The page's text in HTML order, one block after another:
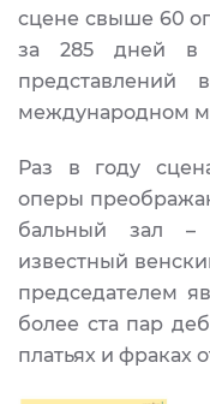
сцене свыше 60
за 285 дней в
представлений
международном
Раз в году
оперы
бальный зал –
известный
председателем
более ста пар
платьях и фраках